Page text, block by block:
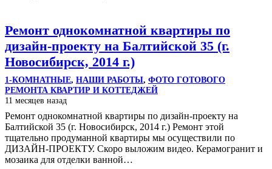
Ремонт однокомнатной квартиры по
дизайн-проекту на Балтийской 35 (г.
Новосибирск, 2014 г.)
1-КОМНАТНЫЕ, НАШИ РАБОТЫ, ФОТО ГОТОВОГО
РЕМОНТА КВАРТИР И КОТТЕДЖЕЙ
11 месяцев назад
Ремонт однокомнатной квартиры по дизайн-проекту на
Балтийской 35 (г. Новосибирск, 2014 г.) Ремонт этой
тщательно продуманной квартиры мы осуществили по
ДИЗАЙН-ПРОЕКТУ. Скоро выложим видео. Керамогранит и
мозаика для отделки ванной…